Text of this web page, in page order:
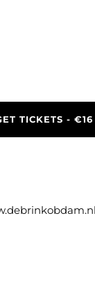
TICKETS - €16